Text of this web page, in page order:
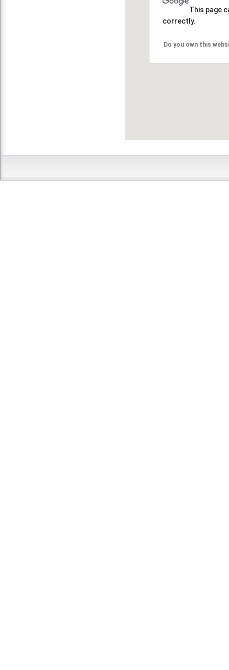
This page
correctly.
Do you own this